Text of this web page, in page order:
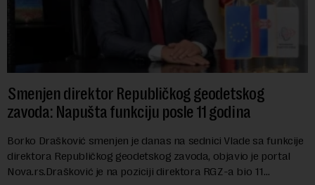
Smenjen direktor Republičkog geodetskog
zavoda: Napušta funkciju posle 11 godina
Borko Drašković smenjen je danas na sednici Vlade sa funkcije
direktora Republičkog geodetskog zavoda, objavio je portal
Nova.rs.Drašković je na poziciji direktora RGZ-a bio 11